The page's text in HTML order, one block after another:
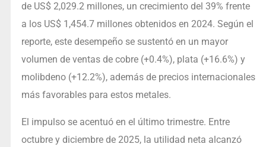
de US$ 2,029.2 millones, un crecimiento del 39% frente
a los US$ 1,454.7 millones obtenidos en 2024. Según el
reporte, este desempeño se sustentó en un mayor
volumen de ventas de cobre (+0.4%), plata (+16.6%) y
molibdeno (+12.2%), además de precios internacionales
más favorables para estos metales.
El impulso se acentuó en el último trimestre. Entre
octubre y diciembre de 2025, la utilidad neta alcanzó